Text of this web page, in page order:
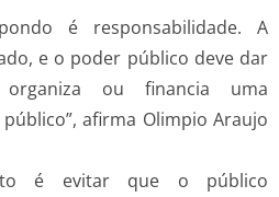
é responsabilidade. A
e o poder público deve dar
ou financia uma
afirma Olimpio Araujo
é evitar que o público